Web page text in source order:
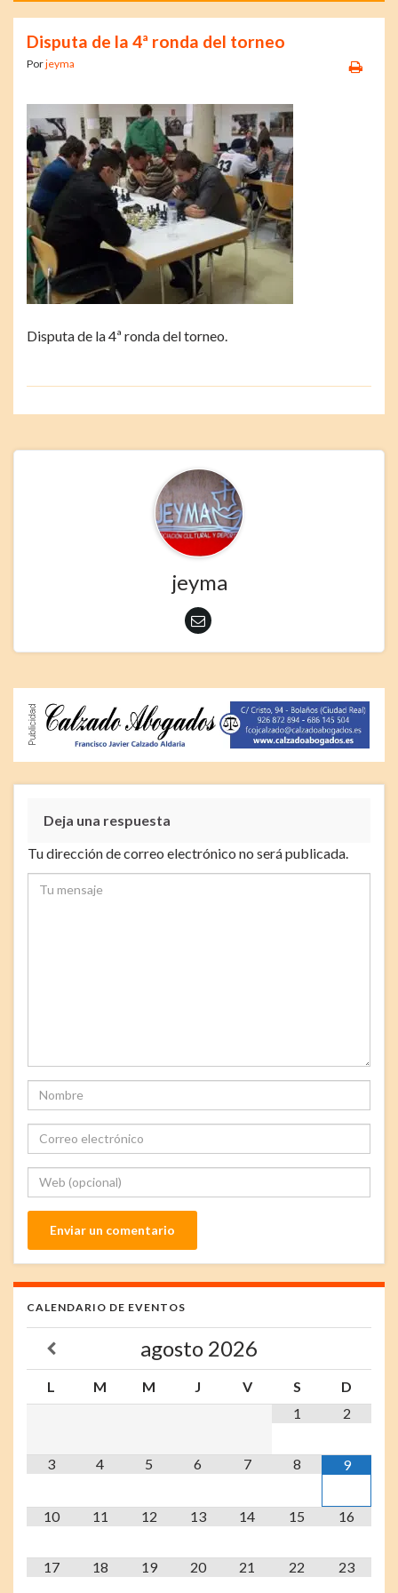
Disputa de la 4ª ronda del torneo
Porjeyma
Disputa de la 4ª ronda del torneo.
jeyma
Deja una respuesta
Tu dirección de correo electrónico no será publicada.
CALENDARIO DE EVENTOS
agosto 2026
L M M J V S
D
1
2
3 4 5 6 7 8 9
10 11 12 13 14 15 16
17 18 19 20 21 22 23